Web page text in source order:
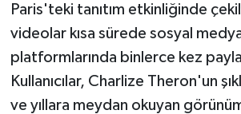
Paris'teki tanıtım etkinliğinde
videolar kısa sürede sosyal
platformlarında binlerce kez
Kullanıcılar, Charlize Theron'un
ve yıllara meydan okuyan